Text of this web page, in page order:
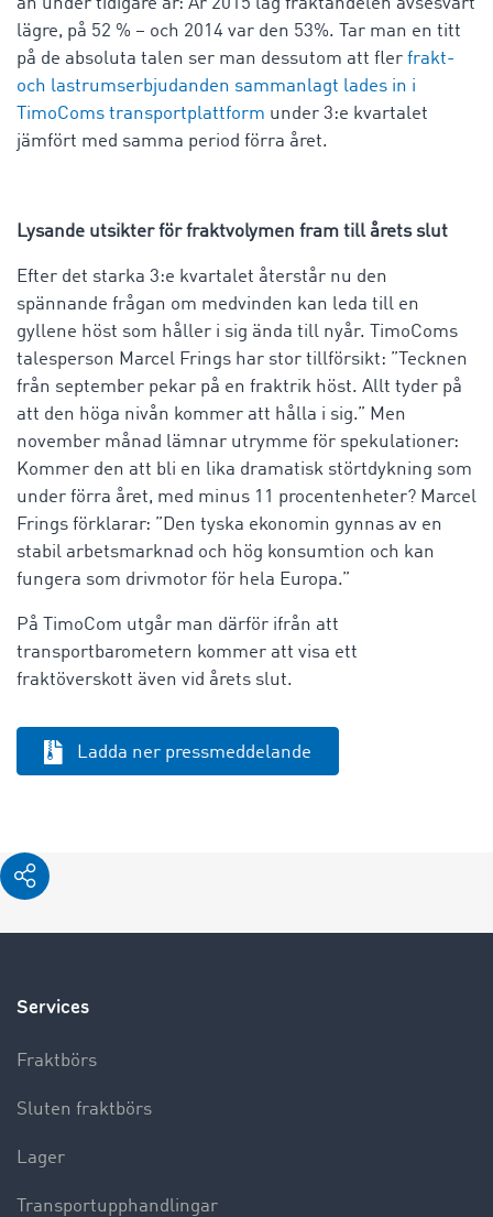
lägre, på 52 % – och 2014 var den 53%. Tar man en titt
på de absoluta talen ser man dessutom att fler frakt-
och lastrumserbjudanden sammanlagt lades in i
TimoComs transportplattform under 3:e kvartalet
jämfört med samma period förra året.
Lysande utsikter för fraktvolymen fram till årets slut
Efter det starka 3:e kvartalet återstår nu den
spännande frågan om medvinden kan leda till en
gyllene höst som håller i sig ända till nyår. TimoComs
talesperson Marcel Frings har stor tillförsikt: ”Tecknen
från september pekar på en fraktrik höst. Allt tyder på
att den höga nivån kommer att hålla i sig.” Men
november månad lämnar utrymme för spekulationer:
Kommer den att bli en lika dramatisk störtdykning som
under förra året, med minus 11 procentenheter? Marcel
Frings förklarar: ”Den tyska ekonomin gynnas av en
stabil arbetsmarknad och hög konsumtion och kan
fungera som drivmotor för hela Europa.”
På TimoCom utgår man därför ifrån att
transportbarometern kommer att visa ett
fraktöverskott även vid årets slut.
Ladda ner pressmeddelande
Services
Fraktbörs
Sluten fraktbörs
Lager
Transportupphandlingar